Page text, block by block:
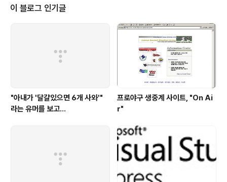
쫓겨 살아왔다. "그래, 한번 해보자"라는 심정으로 달려들
었고, 나 뿐만 아니라 많은 이들이 그렇게 이를 악물고 덤볐
으리라. 쉽지 않은 길이었고 아직 갈 길이 멀고도 멀지만,
그래도 어느 정도는 인정을 받을 수 있는 성적을 거두고 있
많이 듣는다. "xx 회사 놈..
이 블로그 인기글
"아내가 '달걀있으면 6개 사와'"
라는 유머를 보고...
프로야구 생중계 사이트, "On Ai
r"